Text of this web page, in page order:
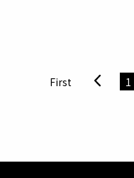
已召開校事會議並啟動
理。教育局提到，關於
已請學校持續關懷學生
「想法和願望」。巴丁
警告要遠離該名少年，
14年有期徒刑，並會被
First 1